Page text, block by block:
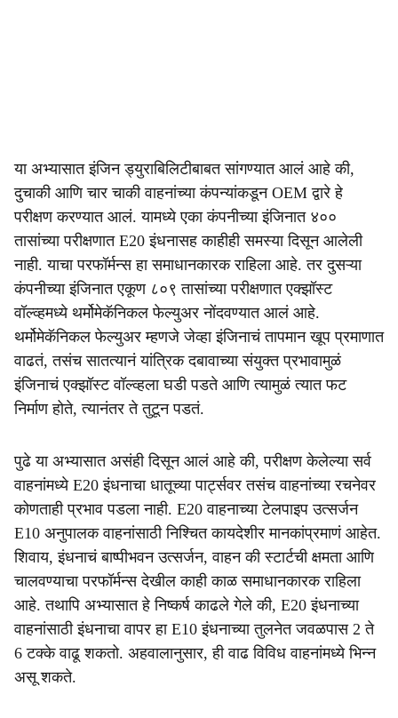
या अभ्यासात इंजिन ड्युराबिलिटीबाबत सांगण्यात आलं आहे की,
दुचाकी आणि चार चाकी वाहनांच्या कंपन्यांकडून OEM द्वारे हे
परीक्षण करण्यात आलं. यामध्ये एका कंपनीच्या इंजिनात ४००
तासांच्या परीक्षणात E20 इंधनासह काहीही समस्या दिसून आलेली
नाही. याचा परफॉर्मन्स हा समाधानकारक राहिला आहे. तर दुसऱ्या
कंपनीच्या इंजिनात एकूण ८०९ तासांच्या परीक्षणात एक्झॉस्ट
वॉल्व्हमध्ये थर्मोमेकॅनिकल फेल्युअर नोंदवण्यात आलं आहे.
थर्मोमेकॅनिकल फेल्युअर म्हणजे जेव्हा इंजिनाचं तापमान खूप प्रमाणात
वाढतं, तसंच सातत्यानं यांत्रिक दबावाच्या संयुक्त प्रभावामुळं
इंजिनाचं एक्झॉस्ट वॉल्व्हला घडी पडते आणि त्यामुळं त्यात फट
निर्माण होते, त्यानंतर ते तुटून पडतं.
पुढे या अभ्यासात असंही दिसून आलं आहे की, परीक्षण केलेल्या सर्व
वाहनांमध्ये E20 इंधनाचा धातूच्या पार्ट्सवर तसंच वाहनांच्या रचनेवर
कोणताही प्रभाव पडला नाही. E20 वाहनाच्या टेलपाइप उत्सर्जन
E10 अनुपालक वाहनांसाठी निश्चित कायदेशीर मानकांप्रमाणं आहेत.
शिवाय, इंधनाचं बाष्पीभवन उत्सर्जन, वाहन की स्टार्टची क्षमता आणि
चालवण्याचा परफॉर्मन्स देखील काही काळ समाधानकारक राहिला
आहे. तथापि अभ्यासात हे निष्कर्ष काढले गेले की, E20 इंधनाच्या
वाहनांसाठी इंधनाचा वापर हा E10 इंधनाच्या तुलनेत जवळपास 2 ते
6 टक्के वाढू शकतो. अहवालानुसार, ही वाढ विविध वाहनांमध्ये भिन्न
असू शकते.